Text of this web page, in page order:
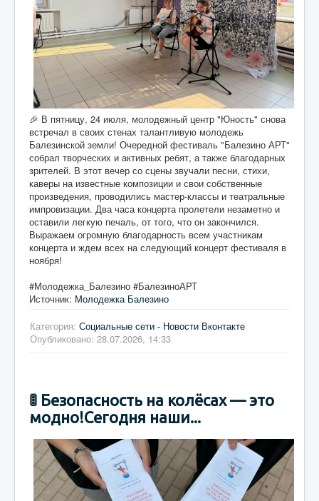
🎉 В пятницу, 24 июля, молодежный центр "Юность" снова
встречал в своих стенах талантливую молодежь
Балезинской земли! Очередной фестиваль "Балезино АРТ"
собрал творческих и активных ребят, а также благодарных
зрителей. В этот вечер со сцены звучали песни, стихи,
каверы на известные композиции и свои собственные
произведения, проводились мастер-классы и театральные
импровизации. Два часа концерта пролетели незаметно и
оставили легкую печаль, от того, что он закончился.
Выражаем огромную благодарность всем участникам
концерта и ждем всех на следующий концерт фестиваля в
ноября!
#Молодежка_Балезино #БалезиноАРТ
Источник: Молодежка Балезино
Категория: Социальные сети - Новости Вконтакте
Опубликовано: 28.07.2026, 14:33
🚦 Безопасность на колёсах — это
модно!Сегодня наши...